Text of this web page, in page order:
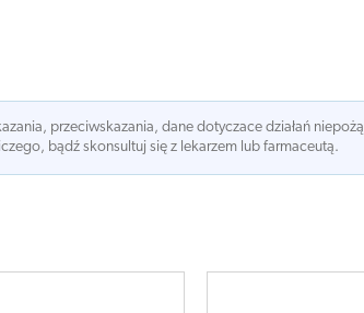
przeciwskazania, dane dotyczace działań
bądź skonsultuj się z lekarzem lub farmaceutą.